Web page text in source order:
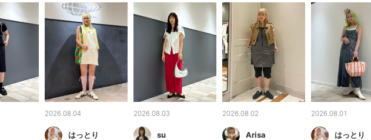
2026.08.04
はっとり
2026.08.03
su
2026.08.02
Arisa
2026.08.01
はっとり